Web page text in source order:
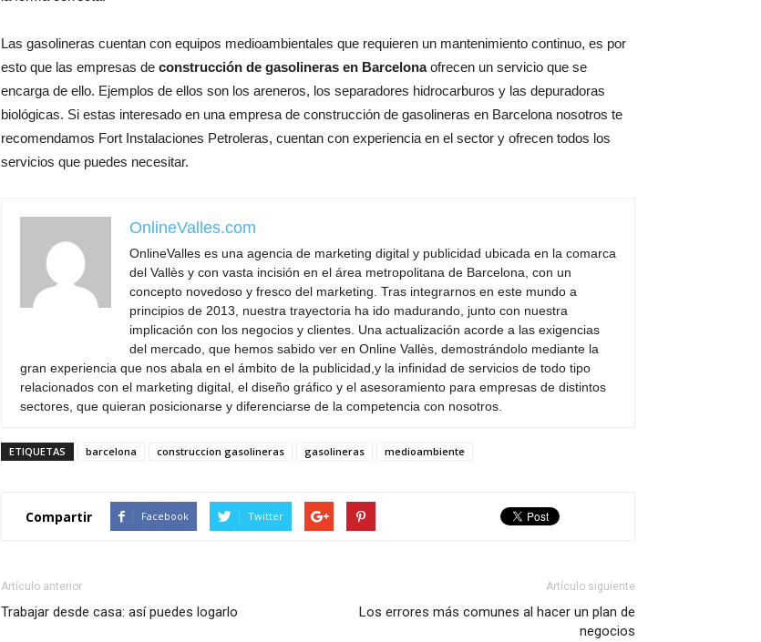
Las gasolineras cuentan con equipos medioambientales que requieren un mantenimiento continuo, es por
esto que las empresas de construcción de gasolineras en Barcelonaofrecen un servicio que se
encarga de ello. Ejemplos de ellos son los areneros, los separadores hidrocarburos y las depuradoras
biológicas. Si estas interesado en una empresa de construcción de gasolineras en Barcelona nosotros te
recomendamos Fort Instalaciones Petroleras, cuentan con experiencia en el sector y ofrecen todos los
servicios que puedes necesitar.
OnlineValles.com
OnlineValles es una agencia de marketing digital y publicidad ubicada en la comarca
del Vallès y con vasta incisión en el área metropolitana de Barcelona, con un
concepto novedoso y fresco del marketing. Tras integrarnos en este mundo a
principios de 2013, nuestra trayectoria ha ido madurando, junto con nuestra
implicación con los negocios y clientes. Una actualización acorde a las exigencias
del mercado, que hemos sabido ver en Online Vallès, demostrándolo mediante la
gran experiencia que nos abala en el ámbito de la publicidad,y la infinidad de servicios de todo tipo
relacionados con el marketing digital, el diseño gráfico y el asesoramiento para empresas de distintos
sectores, que quieran posicionarse y diferenciarse de la competencia con nosotros.
ETIQUETAS barcelona construccion gasolineras gasolineras medioambiente
Compartir Facebook Twitter
Artículo anterior
Trabajar desde casa: así puedes logarlo
Artículo siguiente
Los errores más comunes al hacer un plan de
negocios